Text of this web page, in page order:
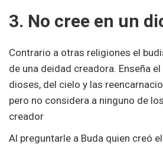
3. No cree en un
Contrario a otras religiones el
de una deidad creadora. Enseña
dioses, del cielo y las
pero no considera a ninguno de
creador
Al preguntarle a Buda quien creó